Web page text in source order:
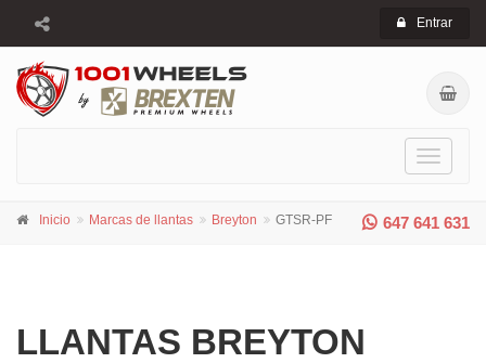
Entrar
Toggle
647 641 631
Inicio Marcas de llantas Breyton GTSR-PF
LLANTAS BREYTON